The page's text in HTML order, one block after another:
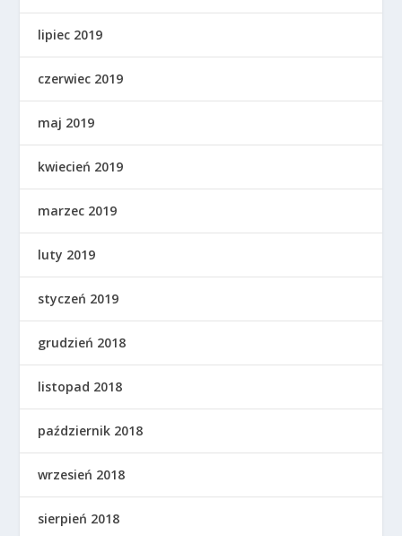
lipiec 2019
czerwiec 2019
maj 2019
kwiecień 2019
marzec 2019
luty 2019
styczeń 2019
grudzień 2018
listopad 2018
październik 2018
wrzesień 2018
sierpień 2018